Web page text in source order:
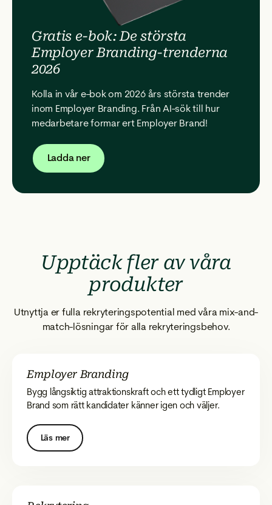
Gratis e-bok: De största
Employer Branding-trenderna
2026
Kolla in vår e-bok om 2026 års största trender
inom Employer Branding. Från AI-sök till hur
medarbetare formar ert Employer Brand!
Ladda ner
Upptäck fler av våra
produkter
Utnyttja er fulla rekryteringspotential med våra mix-and-
match-lösningar för alla rekryteringsbehov.
Employer Branding
Bygg långsiktig attraktionskraft och ett tydligt Employer
Brand som rätt kandidater känner igen och väljer.
Läs mer